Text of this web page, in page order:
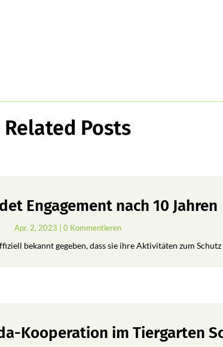
Related Posts
Engagement nach 10 Jahren
Apr. 2, 2023 | 0 Kommentieren
bekannt gegeben, dass sie ihre Aktivitäten zum
Kooperation im Tiergarten